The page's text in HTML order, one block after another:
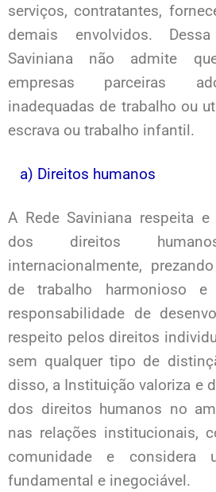
serviços, contratantes,
demais envolvidos.
Saviniana não admite
empresas parceiras
inadequadas de trabalho ou
escrava ou trabalho infantil.
a) Direitos humanos
A Rede Saviniana respeita
dos direitos
internacionalmente,
de trabalho harmonioso e
responsabilidade de
respeito pelos direitos
sem qualquer tipo de
disso, a Instituição valoriza e
dos direitos humanos no
nas relações institucionais,
comunidade e considera
fundamental e inegociável.